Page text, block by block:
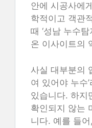
안에 시공사에
학적이고 객관
때 ‘성남 누수
온 이사이트의
사실 대부분의
여 있어야 누수
있습니다. 하지
확인되지 않는
니다. 예를 들